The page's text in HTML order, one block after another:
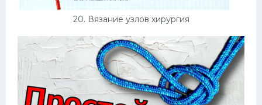
20. Вязание узлов хирургия